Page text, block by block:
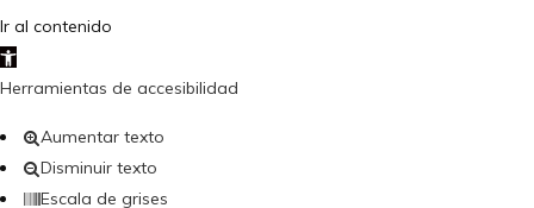
Ir al contenido
Abrir barra de herramientas
Herramientas de accesibilidad
Aumentar texto
Disminuir texto
Escala de grises